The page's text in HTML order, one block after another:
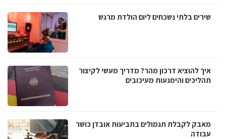
שירים בלתי נשכחים ליום הולדת מרגש
איך להוציא דרכון מהר? מדריך מעשי לקיצור
תהליכים והימנעות מעיכובים
מאבק לקבלת תגמולים בתביעות אובדן כושר
עבודה